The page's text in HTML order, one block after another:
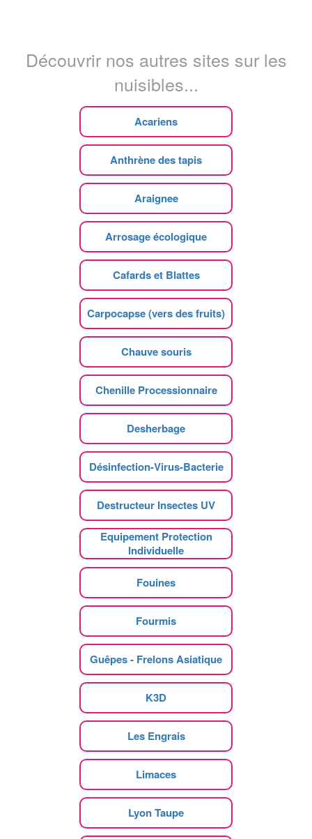
Découvrir nos autres sites sur les
nuisibles...
Acariens
Anthrène des tapis
Araignee
Arrosage écologique
Cafards et Blattes
Carpocapse (vers des fruits)
Chauve souris
Chenille Processionnaire
Desherbage
Désinfection-Virus-Bacterie
Destructeur Insectes UV
Equipement Protection
Individuelle
Fouines
Fourmis
Guêpes - Frelons Asiatique
K3D
Les Engrais
Limaces
Lyon Taupe